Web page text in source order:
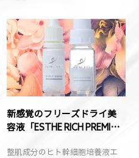
新感覚のフリーズドライ美
容液「ESTHE RICH PREMIUM
整肌成分のヒト幹細胞培養液エ